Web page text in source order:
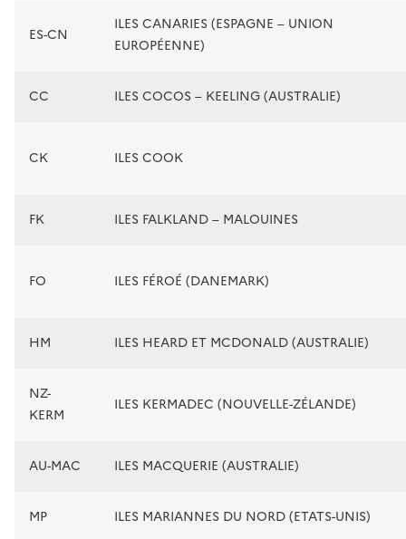
ES-CN
ILES CANARIES (ESPAGNE – UNION
EUROPÉENNE)
CC ILES COCOS – KEELING (AUSTRALIE)
CK ILES COOK
FK ILES FALKLAND – MALOUINES
FO ILES FÉROÉ (DANEMARK)
HM ILES HEARD ET MCDONALD (AUSTRALIE)
NZ-
KERM
ILES KERMADEC (NOUVELLE-ZÉLANDE)
AU-MAC ILES MACQUERIE (AUSTRALIE)
MP ILES MARIANNES DU NORD (ETATS-UNIS)